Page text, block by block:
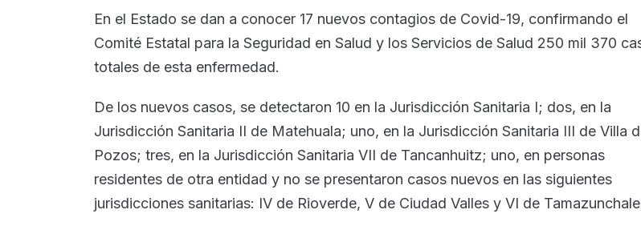
En el Estado se dan a conocer 17 nuevos contagios de Covid-19, confirmando el
Comité Estatal para la Seguridad en Salud y los Servicios de Salud 250 mil 370
totales de esta enfermedad.
De los nuevos casos, se detectaron 10 en la Jurisdicción Sanitaria I; dos, en la
Jurisdicción Sanitaria II de Matehuala; uno, en la Jurisdicción Sanitaria III de Villa
Pozos; tres, en la Jurisdicción Sanitaria VII de Tancanhuitz; uno, en personas
residentes de otra entidad y no se presentaron casos nuevos en las siguientes
jurisdicciones sanitarias: IV de Rioverde, V de Ciudad Valles y VI de